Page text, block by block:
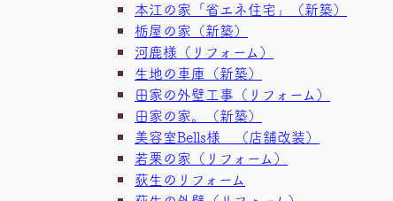
本江の家「省エネ住宅」（新築）
栃屋の家（新築）
河鹿様（リフォーム）
生地の車庫（新築）
田家の外壁工事（リフォーム）
田家の家。（新築）
美容室Bells様 （店舗改装）
若栗の家（リフォーム）
荻生のリフォーム